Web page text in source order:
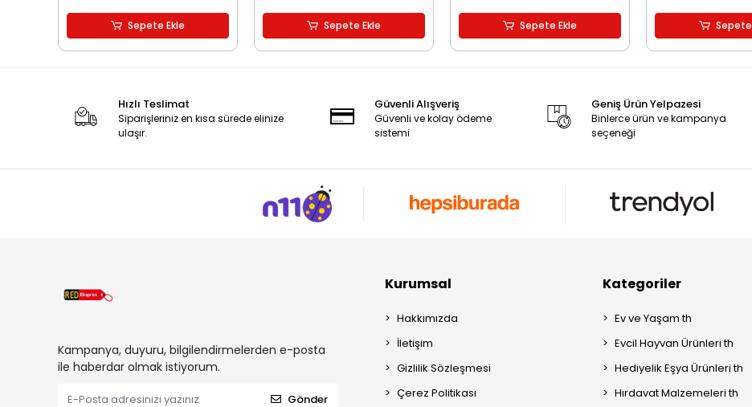
Sepete Ekle Sepete Ekle Sepete Ekle Sepete
Hızlı Teslimat
Siparişleriniz en kısa sürede elinize
ulaşır.
Güvenli Alışveriş
Güvenli ve kolay ödeme
sistemi
Geniş Ürün Yelpazesi
Binlerce ürün ve kampanya
seçeneği
Kampanya, duyuru, bilgilendirmelerden e-posta
ile haberdar olmak istiyorum.
Gönder
Kurumsal
Hakkımızda
İletişim
Gizlilik Sözleşmesi
Çerez Politikası
Kategoriler
Ev ve Yaşam th
Evcil Hayvan Ürünleri th
Hediyelik Eşya Ürünleri th
Hırdavat Malzemeleri th